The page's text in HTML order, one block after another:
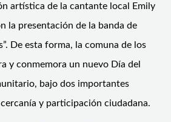
artística de la cantante local Emily
la presentación de la banda de
De esta forma, la comuna de los
y conmemora un nuevo Día del
bajo dos importantes
y participación ciudadana.